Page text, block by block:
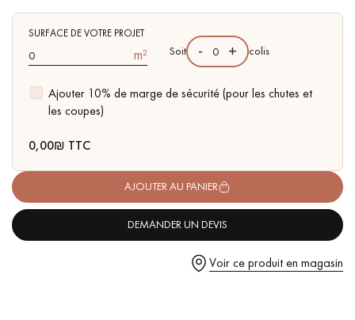
pas dans le choix et la pose de votre parquet.
Un expert Décoplus Parquets vous appelle
Demandez un rendez-vous personnalisé
- Brossé, Chanfreins des 2 côtés
- Choix Sélection - rendu homogène, rares nœuds < 10 mm et
traces d'aubiers
- Parquet certifié FSC
- Disponible dans d'autres formats
SURFACE DE VOTRE PROJET
m²
Ajouter 10% de marge de sécurité (pour les chutes et
les coupes)
Soit - + colis
0,00₪ TTC
AJOUTER AU PANIER
DEMANDER UN DEVIS
Voir ce produit en magasin